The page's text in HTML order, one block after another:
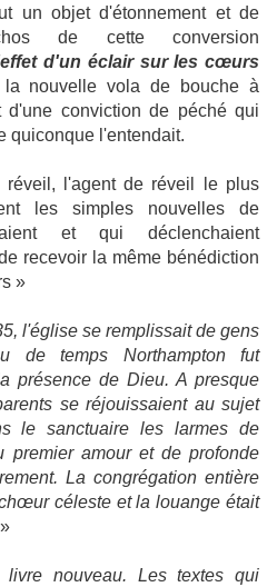
un objet d'étonnement et de
de cette conversion
d'un éclair sur les cœurs
nouvelle vola de bouche à
d'une conviction de péché qui
quiconque l'entendait.
l'agent de réveil le plus
les simples nouvelles de
et qui déclenchaient
recevoir la même bénédiction
»
l'église se remplissait de gens
de temps Northampton fut
présence de Dieu. A presque
se réjouissaient au sujet
le sanctuaire les larmes de
premier amour et de profonde
La congrégation entière
céleste et la louange était
»
nouveau. Les textes qui